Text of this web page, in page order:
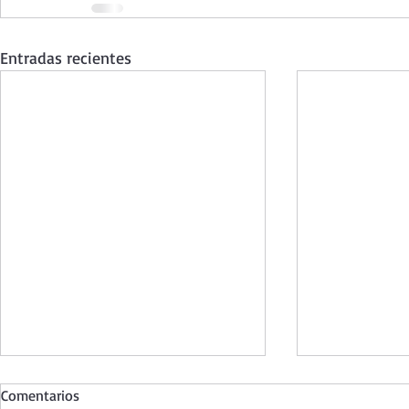
Entradas recientes
Comentarios